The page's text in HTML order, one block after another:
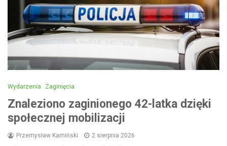
Wydarzenia Zaginięcia
Znaleziono zaginionego 42-latka dzięki
społecznej mobilizacji
Przemysław Kamiński 2 sierpnia 2026